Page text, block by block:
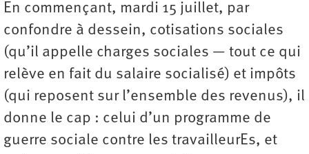
En commençant, mardi 15 juillet, par
confondre à dessein, cotisations sociales
(qu’il appelle charges sociales — tout ce qui
relève en fait du salaire socialisé) et impôts
(qui reposent sur l’ensemble des revenus), il
donne le cap : celui d’un programme de
guerre sociale contre les travailleurEs, et